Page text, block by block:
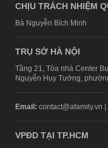
CHỊU TRÁCH NHIỆM
Bà Nguyễn Bích Minh
TRỤ SỞ HÀ NỘI
Tầng 21, Tòa nhà Center
Nguyễn Huy Tưởng,
Email: contact@afamily.vn |
VPĐD TẠI TP.HCM